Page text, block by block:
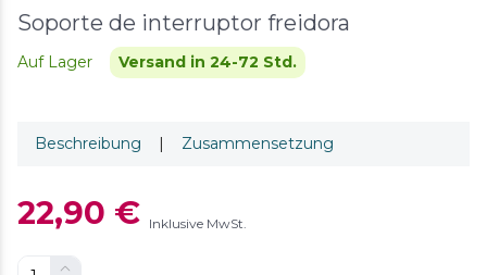
Soporte de interruptor freidora
Auf Lager Versand in 24-72 Std.
Beschreibung | Zusammensetzung
22,90 € Inklusive MwSt.